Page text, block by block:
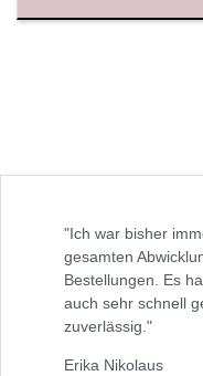
"Ich war bisher
gesamten
Bestellungen. Es
auch sehr schnell
zuverlässig."
Erika Nikolaus